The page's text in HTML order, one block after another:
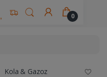
0
Kola & Gazoz
Kola & Gazoz